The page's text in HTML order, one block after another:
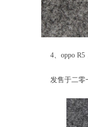
4、oppo R5
发售于二零